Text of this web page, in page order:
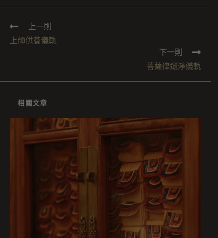
上一則
上師供養儀軌
下一則
菩薩律還淨儀軌
相關文章